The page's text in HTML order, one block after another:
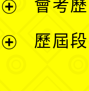
會考
歷屆